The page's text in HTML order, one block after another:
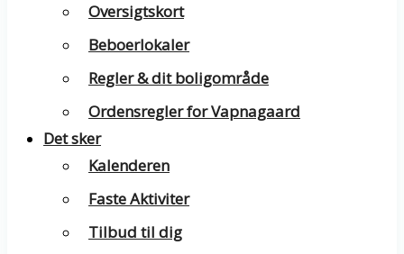
Oversigtskort
Beboerlokaler
Regler & dit boligområde
Ordensregler for Vapnagaard
Det sker
Kalenderen
Faste Aktiviter
Tilbud til dig